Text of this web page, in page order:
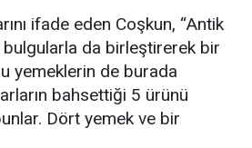
ifade eden Coşkun, “Antik
bulgularla da birleştirerek bir
yemeklerin de burada
bahsettiği 5 ürünü
Dört yemek ve bir